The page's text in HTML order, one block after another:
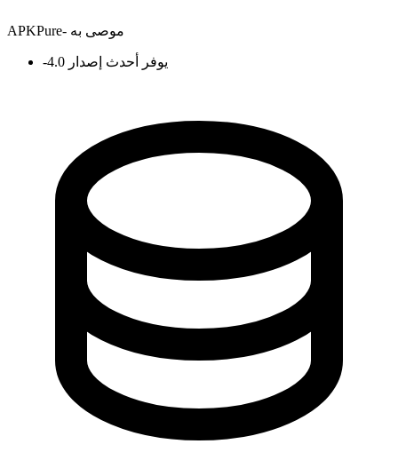
APKPure- موصى به
- يوفر أحدث إصدار 4.0